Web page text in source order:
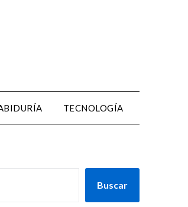
TECNOLOGÍA
Buscar